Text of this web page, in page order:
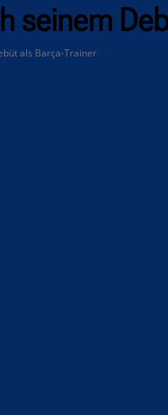
seinem
als Barça-Trainer